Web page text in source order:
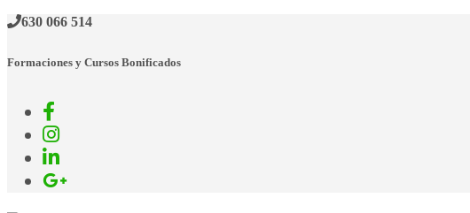
630 066 514
Formaciones y Cursos Bonificados